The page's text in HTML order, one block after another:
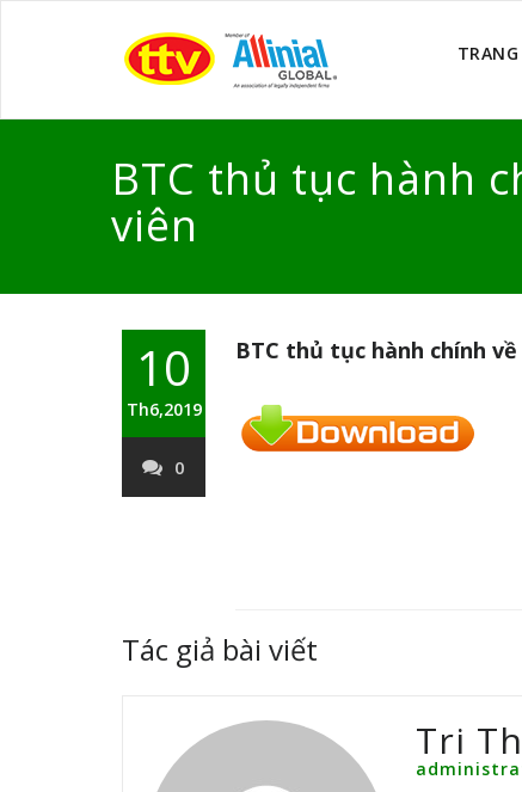
BTC thủ tục hành
viên
10
Th6,2019
0
BTC thủ tục hành chính
Tác giả bài viết
Tri